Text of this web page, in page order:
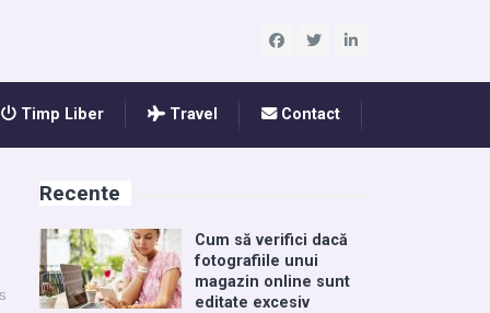
Timp Liber Travel Contact
Recente
Cum să verifici dacă
fotografiile unui
magazin online sunt
editate excesiv